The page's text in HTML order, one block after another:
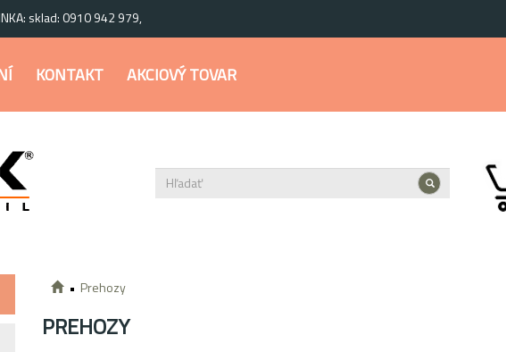
sklad: 0910 942 979,
KONTAKT AKCIOVÝ TOVAR
Prehozy
PREHOZY